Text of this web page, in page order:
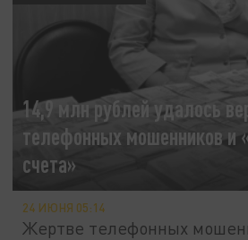
14,9 млн рублей удалось
телефонных мошенников и
счета»
24 ИЮНЯ 05:14
Жертве телефонных